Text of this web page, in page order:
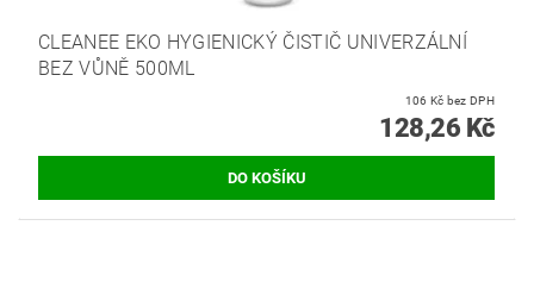
CLEANEE EKO HYGIENICKÝ ČISTIČ UNIVERZÁLNÍ
BEZ VŮNĚ 500ML
106 Kč bez DPH
128,26 Kč